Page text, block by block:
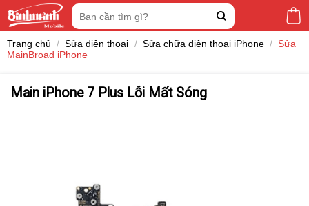
Tìm
kiếm:
Trang chủ / Sửa điện thoại / Sửa chữa điện thoại iPhone / Sửa
MainBroad iPhone
Main iPhone 7 Plus Lỗi Mất Sóng